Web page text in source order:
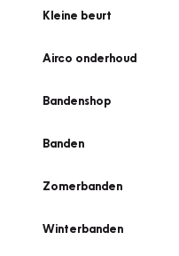
Kleine beurt
Airco onderhoud
Bandenshop
Banden
Zomerbanden
Winterbanden